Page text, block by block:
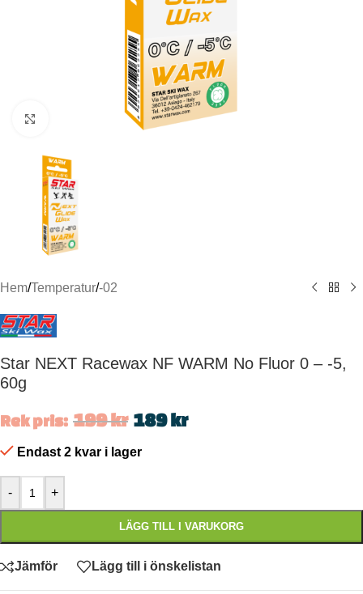
Click to enlarge
Hem/Temperatur/-02
Star NEXT Racewax NF WARM No Fluor 0 – -5,
60g
Rek pris: 199kr 189kr
Endast 2 kvar i lager
- +
LÄGG TILL I VARUKORG
Jämför Lägg till i önskelistan